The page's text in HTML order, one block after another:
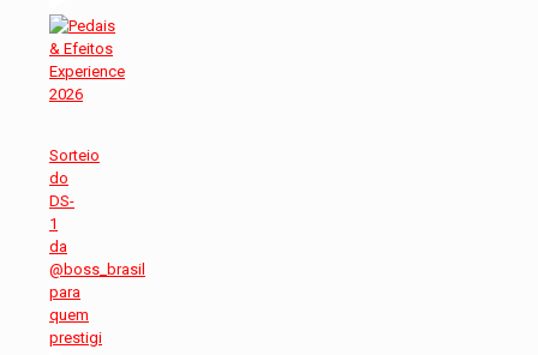
Sorteio
do
DS-
1
da
@boss_brasil
para
quem
prestigi